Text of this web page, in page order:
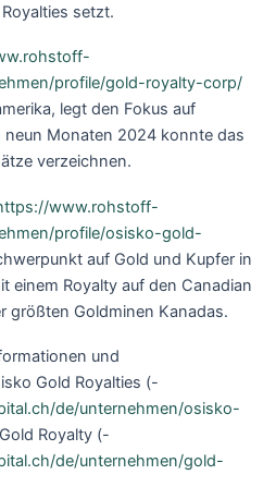
setzt.
profile/gold-royalty-corp/
legt den Fokus auf
neun Monaten 2024 konnte das
verzeichnen.
www.rohstoff-
profile/osisko-gold-
auf Gold und Kupfer in
einem Royalty auf den Canadian
größten Goldminen Kanadas.
und
Gold Royalties (-
de/unternehmen/osisko-
Royalty (-
de/unternehmen/gold-